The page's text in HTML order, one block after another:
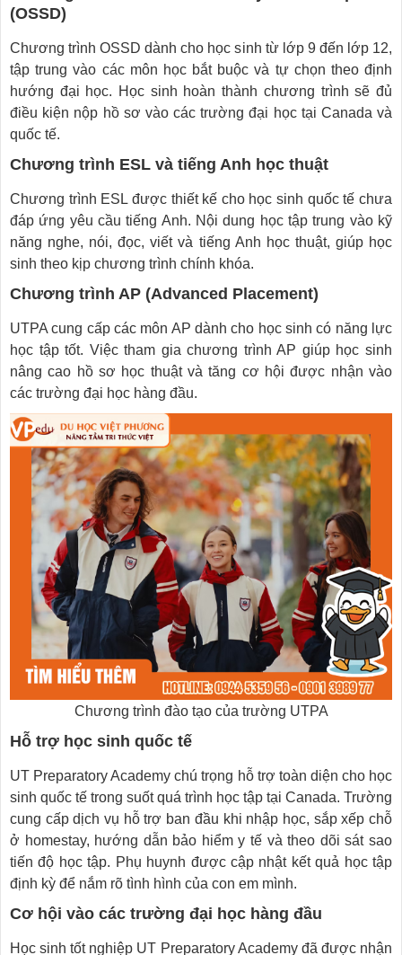
(OSSD)
Chương trình OSSD dành cho học sinh từ lớp 9 đến lớp 12,
tập trung vào các môn học bắt buộc và tự chọn theo định
hướng đại học. Học sinh hoàn thành chương trình sẽ đủ
điều kiện nộp hồ sơ vào các trường đại học tại Canada và
quốc tế.
Chương trình ESL và tiếng Anh học thuật
Chương trình ESL được thiết kế cho học sinh quốc tế chưa
đáp ứng yêu cầu tiếng Anh. Nội dung học tập trung vào kỹ
năng nghe, nói, đọc, viết và tiếng Anh học thuật, giúp học
sinh theo kịp chương trình chính khóa.
Chương trình AP (Advanced Placement)
UTPA cung cấp các môn AP dành cho học sinh có năng lực
học tập tốt. Việc tham gia chương trình AP giúp học sinh
nâng cao hồ sơ học thuật và tăng cơ hội được nhận vào
các trường đại học hàng đầu.
Chương trình đào tạo của trường UTPA
Hỗ trợ học sinh quốc tế
UT Preparatory Academy chú trọng hỗ trợ toàn diện cho học
sinh quốc tế trong suốt quá trình học tập tại Canada. Trường
cung cấp dịch vụ hỗ trợ ban đầu khi nhập học, sắp xếp chỗ
ở homestay, hướng dẫn bảo hiểm y tế và theo dõi sát sao
tiến độ học tập. Phụ huynh được cập nhật kết quả học tập
định kỳ để nắm rõ tình hình của con em mình.
Cơ hội vào các trường đại học hàng đầu
Học sinh tốt nghiệp UT Preparatory Academy đã được nhận